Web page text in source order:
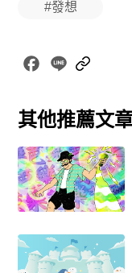
#發想
Facebook
Line
Copy
其他推薦文